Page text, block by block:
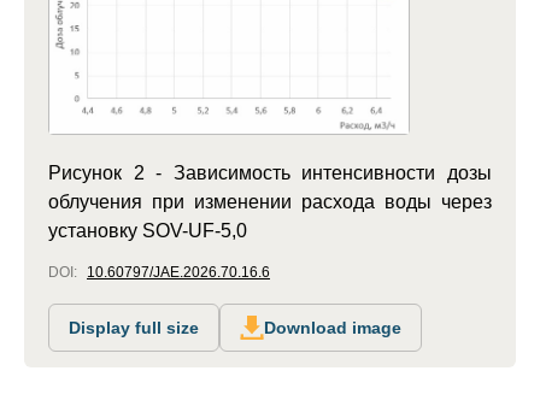
Рисунок 2 - Зависимость интенсивности дозы
облучения при изменении расхода воды через
установку SOV-UF-5,0
DOI: 10.60797/JAE.2026.70.16.6
Display full size Download image